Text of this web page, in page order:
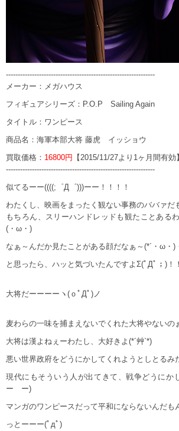
---------------------------------------------------------------
メーカー：メガハウス
フィギュアシリーズ：P.O.P Sailing Again
タイトル：ワンピース
商品名：海軍本部大将 藤虎 イッショウ
買取価格： 16800円
【2015/11/27より1ヶ月間有効】
---------------------------------------------------------------
似てるーー((((;゜Д゜)))ーー！！！！
わたくし、映画をまったく観ない事務のババァだ
もちろん、スリーハンドレッドも観たことある
(・ω・)
なぁ～んだか見たことがある顔だなぁ～(*´・ω・)
と思ったら、ハッと気づいたんですよΣ(ﾟДﾟ；)！！
大将だーーーーヽ(ｏﾟДﾟ)ノ
麦わらの一味を捕まえないでくれた大将やないの
大将は漢よねぇーわたし、大好きよ(*´艸`*)
悪い世界政府をどうにかしてくれようとしとるみ
現代にもそういう人が出てきて、戦争どうにか
ーゝー)
マンガのワンピースだって平和にならないんだも
っとーーー(ﾟдﾟ)